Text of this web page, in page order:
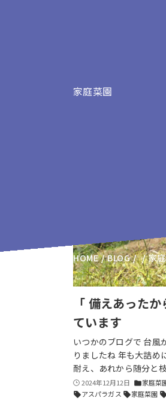
家庭菜園
HOME BLOG 家
「 備えあった
ています
いつかのブログで 台風
りましたね 年も大詰め
耐え、あれから随分
2024年12月12日 folder家庭菜
sellアスパラガス sell家庭菜園